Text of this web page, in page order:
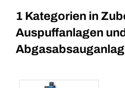
1 Kategorien in
Auspuffanlagen